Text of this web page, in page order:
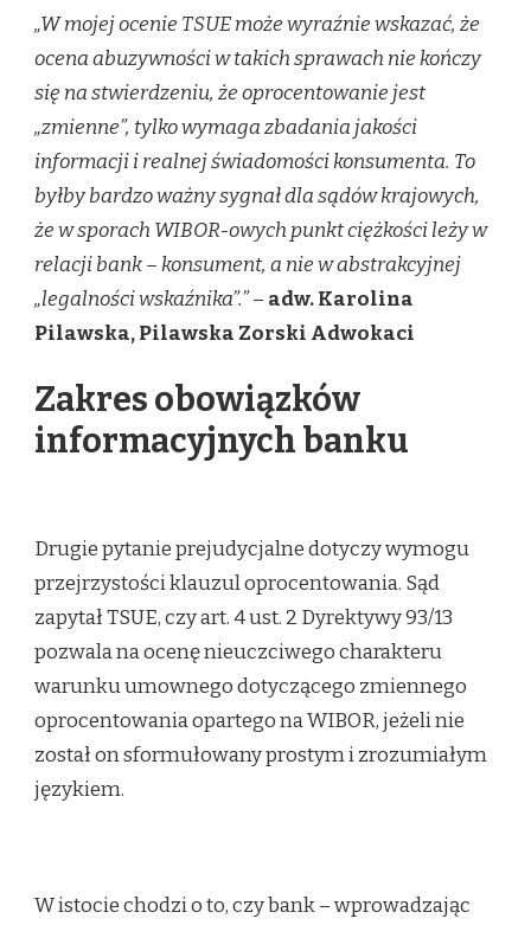
„W mojej ocenie TSUE może wyraźnie wskazać, że
ocena abuzywności w takich sprawach nie kończy
się na stwierdzeniu, że oprocentowanie jest
„zmienne”, tylko wymaga zbadania jakości
informacji i realnej świadomości konsumenta. To
byłby bardzo ważny sygnał dla sądów krajowych,
że w sporach WIBOR-owych punkt ciężkości leży w
relacji bank – konsument, a nie w abstrakcyjnej
„legalności wskaźnika”.”– adw. Karolina
Pilawska, Pilawska Zorski Adwokaci
Zakres obowiązków
informacyjnych banku
Drugie pytanie prejudycjalne dotyczy wymogu
przejrzystości klauzul oprocentowania. Sąd
zapytał TSUE, czy art. 4 ust. 2 Dyrektywy 93/13
pozwala na ocenę nieuczciwego charakteru
warunku umownego dotyczącego zmiennego
oprocentowania opartego na WIBOR, jeżeli nie
został on sformułowany prostym i zrozumiałym
językiem.
W istocie chodzi o to, czy bank – wprowadzając